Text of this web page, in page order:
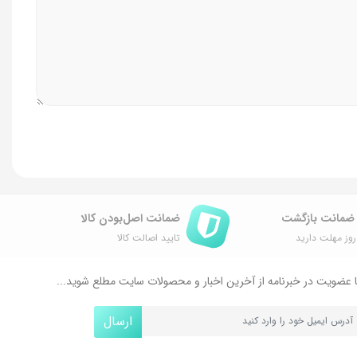
مهلت دارید
ضمانت اصل‌بودن کالا
تایید اصالت کالا
عضویت در خبرنامه از آخرین اخبار و محصولات سایت مطلع شوید...
ارسال